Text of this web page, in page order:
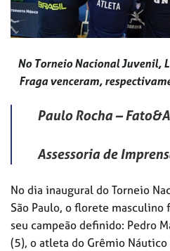
No Torneio Nacional Juvenil,
Fraga venceram,
Paulo Rocha –
Assessoria de
No dia inaugural do Torneio
São Paulo, o florete
seu campeão definido: Pedro
(5), o atleta do Grêmio Náutico